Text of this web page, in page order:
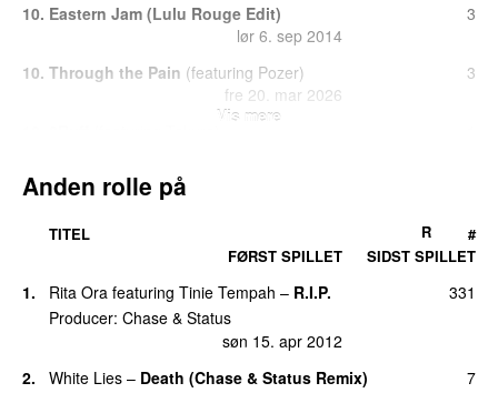
10. Eastern Jam (Lulu Rouge Edit)
lør 6. sep 2014
3
10. Through the Pain (featuring Pozer)
fre 20. mar 2026
3
12. Badders (Biscits Baddadan Remix)
lør 3. maj 2025
Fire in Your Eyes ( featuring Maverick Sabre
ons 29. jun 2011
Vis mere
Anden rolle på
TITEL
FØRST SPILLET
SIDST SPILLET
R #
1. Rita Ora featuring Tinie Tempah – R.I.P.
søn 15. apr 2012
331
Producer: Chase & Status
2. White Lies – Death (Chase & Status Remix)
7